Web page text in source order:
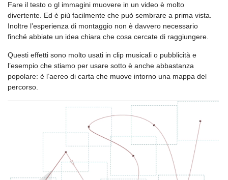
Fare il testo o gl immagini muovere in un video è molto
divertente. Ed è più facilmente che può sembrare a prima vista.
Inoltre l’esperienza di montaggio non è davvero necessario
finché abbiate un idea chiara che cosa cercate di raggiungere.
Questi effetti sono molto usati in clip musicali o pubblicità e
l’esempio che stiamo per usare sotto è anche abbastanza
popolare: è l’aereo di carta che muove intorno una mappa del
percorso.